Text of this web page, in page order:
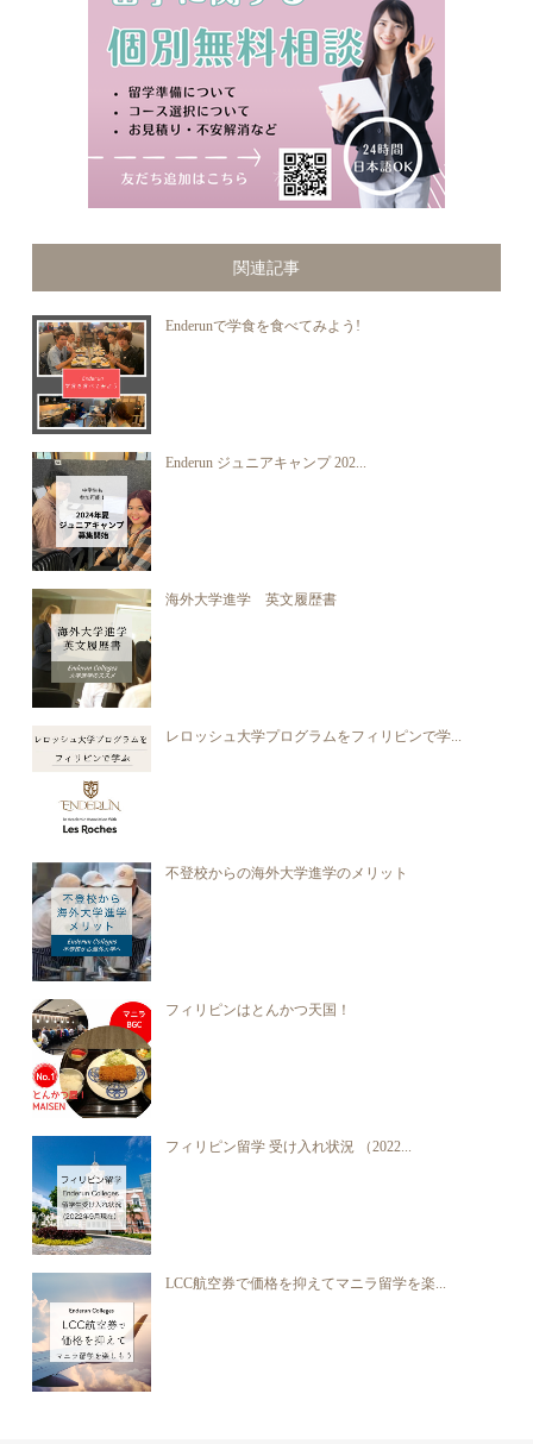
関連記事
Enderunで学食を食べてみよう!
Enderun ジュニアキャンプ 202...
海外大学進学 英文履歴書
レロッシュ大学プログラムをフィリピンで学...
不登校からの海外大学進学のメリット
フィリピンはとんかつ天国！
フィリピン留学 受け入れ状況 （2022...
LCC航空券で価格を抑えてマニラ留学を楽...